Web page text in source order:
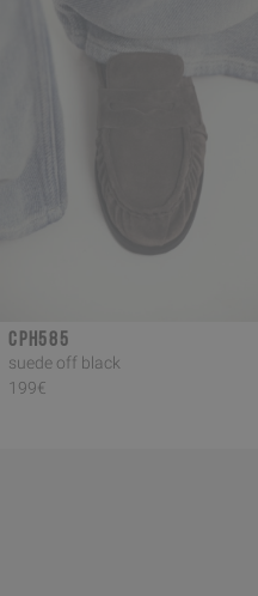
CPH585
suede off black
199€